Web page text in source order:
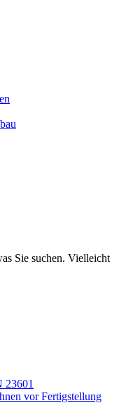
Sie suchen. Vielleicht
23601
vor Fertigstellung